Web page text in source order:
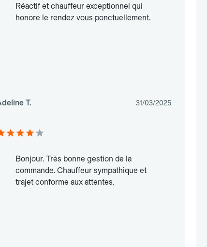
Réactif et chauffeur exceptionnel qui
honore le rendez vous ponctuellement.
T. 31/03/2025
Bonjour. Très bonne gestion de la
commande. Chauffeur sympathique et
trajet conforme aux attentes.